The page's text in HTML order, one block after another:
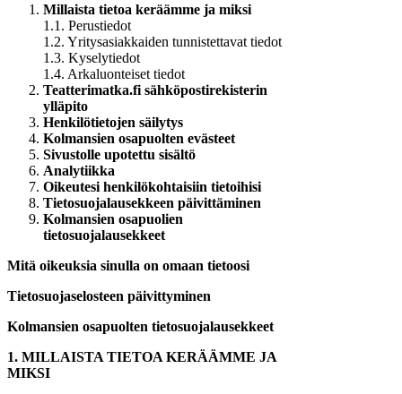
Millaista tietoa keräämme ja miksi
1.1. Perustiedot
1.2. Yritysasiakkaiden tunnistettavat tiedot
1.3. Kyselytiedot
1.4. Arkaluonteiset tiedot
Teatterimatka.fi sähköpostirekisterin
ylläpito
Henkilötietojen säilytys
Kolmansien osapuolten evästeet
Sivustolle upotettu sisältö
Analytiikka
Oikeutesi henkilökohtaisiin tietoihisi
Tietosuojalausekkeen päivittäminen
Kolmansien osapuolien
tietosuojalausekkeet
Mitä oikeuksia sinulla on omaan tietoosi
Tietosuojaselosteen päivittyminen
Kolmansien osapuolten tietosuojalausekkeet
1. MILLAISTA TIETOA KERÄÄMME JA
MIKSI